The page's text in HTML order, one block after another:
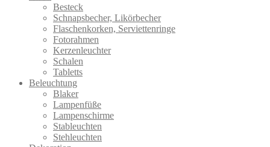
Besteck
Schnapsbecher, Likörbecher
Flaschenkorken, Serviettenringe
Fotorahmen
Kerzenleuchter
Schalen
Tabletts
Beleuchtung
Blaker
Lampenfüße
Lampenschirme
Stableuchten
Stehleuchten